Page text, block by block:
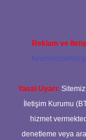
Reklam ve
Yasal Uyarı:
İletişim Kurumu
hizmet
denetleme veya